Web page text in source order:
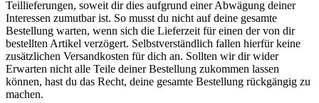
Teillieferungen, soweit dir dies aufgrund einer Abwägung deiner
Interessen zumutbar ist. So musst du nicht auf deine gesamte
Bestellung warten, wenn sich die Lieferzeit für einen der von dir
bestellten Artikel verzögert. Selbstverständlich fallen hierfür keine
zusätzlichen Versandkosten für dich an. Sollten wir dir wider
Erwarten nicht alle Teile deiner Bestellung zukommen lassen
können, hast du das Recht, deine gesamte Bestellung rückgängig zu
machen.